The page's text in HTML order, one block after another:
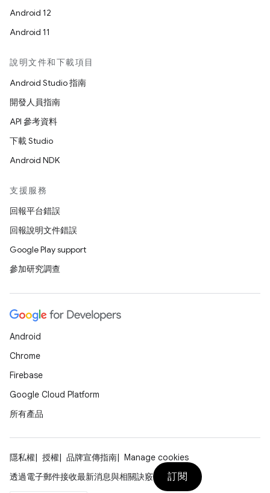
Android 12
Android 11
說明文件和下載項目
Android Studio 指南
開發人員指南
API 參考資料
下載 Studio
Android NDK
支援服務
回報平台錯誤
回報說明文件錯誤
Google Play support
參加研究調查
Android
Chrome
Firebase
Google Cloud Platform
所有產品
隱私權 授權 品牌宣傳指南
Manage cookies
透過電子郵件接收最新消息與相關訣竅
訂閱